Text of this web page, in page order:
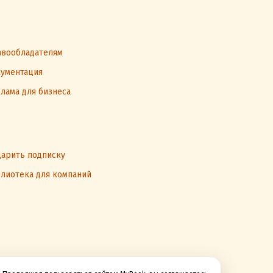
для бизнеса
подписку
для компаний